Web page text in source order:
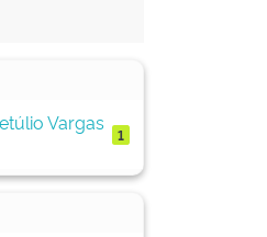
Vargas
1